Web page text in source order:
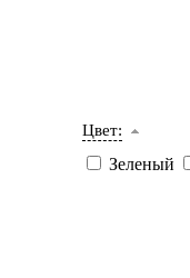
Цвет:
Зеленый